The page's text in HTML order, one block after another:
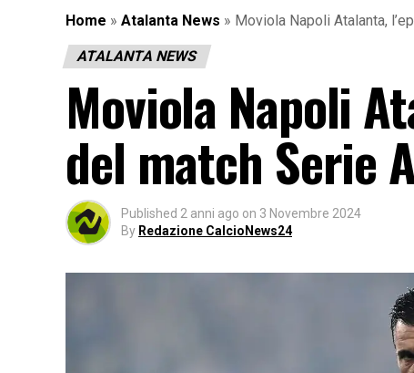
Home » Atalanta News » Moviola Napoli Atalanta,
ATALANTA NEWS
Moviola Napoli
del match Serie
Published 2 anni ago on 3 Novembre 2024
By Redazione CalcioNews24